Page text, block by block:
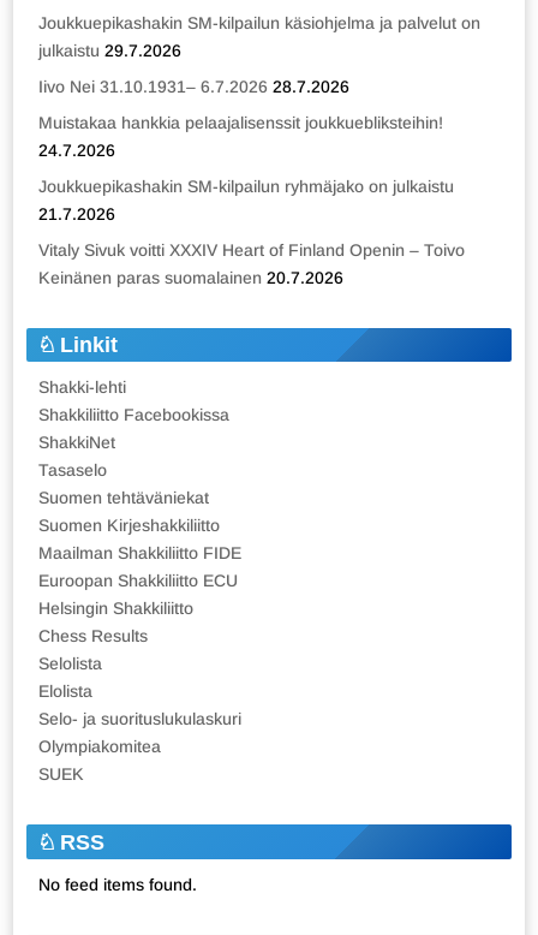
Joukkuepikashakin SM-kilpailun käsiohjelma ja palvelut on
julkaistu 29.7.2026
Iivo Nei 31.10.1931– 6.7.2026 28.7.2026
Muistakaa hankkia pelaajalisenssit joukkuebliksteihin!
24.7.2026
Joukkuepikashakin SM-kilpailun ryhmäjako on julkaistu
21.7.2026
Vitaly Sivuk voitti XXXIV Heart of Finland Openin – Toivo
Keinänen paras suomalainen 20.7.2026
Linkit
Shakki-lehti
Shakkiliitto Facebookissa
ShakkiNet
Tasaselo
Suomen tehtäväniekat
Suomen Kirjeshakkiliitto
Maailman Shakkiliitto FIDE
Euroopan Shakkiliitto ECU
Helsingin Shakkiliitto
Chess Results
Selolista
Elolista
Selo- ja suorituslukulaskuri
Olympiakomitea
SUEK
RSS
No feed items found.